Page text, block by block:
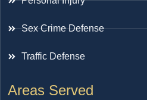
Sex Crime Defense
Traffic Defense
Areas Served